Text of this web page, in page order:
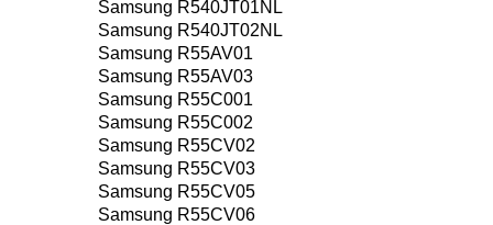
Samsung R540JT01NL
Samsung R540JT02NL
Samsung R55AV01
Samsung R55AV03
Samsung R55C001
Samsung R55C002
Samsung R55CV02
Samsung R55CV03
Samsung R55CV05
Samsung R55CV06